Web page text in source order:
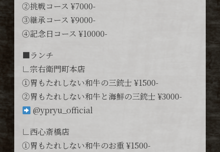
②挑戦コース ¥7000-
③継承コース ¥9000-
④記念日コース ¥10000-
■ランチ
∟宗右衛門町本店
①胃もたれしない和牛の三銃士 ¥1500-
②胃もたれしない和牛と海鮮の三銃士 ¥3000-
@ypryu_official
∟西心斎橋店
①胃もたれしない和牛のお重 ¥1500-